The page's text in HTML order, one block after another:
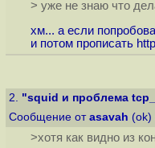
> уже не знаю что
хм... а если
и потом прописать
2. "squid и проблема
Сообщение от asavah (ok)
>хотя как видно из